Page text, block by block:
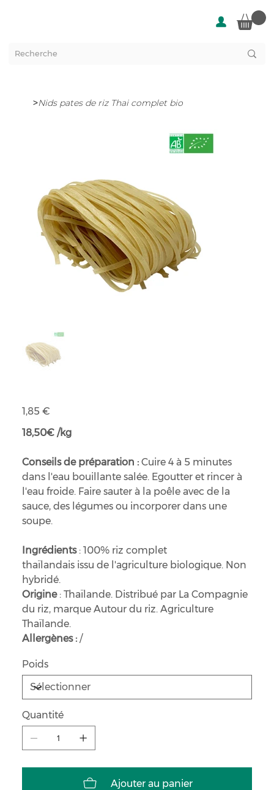
>Nids pates de riz Thai complet bio
Prix
1,85 €
18,50€ /kg
Conseils de préparation : Cuire 4 à 5 minutes
dans l'eau bouillante salée. Egoutter et rincer à
l'eau froide. Faire sauter à la poêle avec de la
sauce, des légumes ou incorporer dans une
soupe.
Ingrédients : 100% riz complet
thaïlandais issu de l'agriculture biologique. Non
hybridé.
Origine: Thaïlande. Distribué par La Compagnie
du riz, marque Autour du riz. Agriculture
Thaïlande.
Allergènes : /
Poids
Quantité
Ajouter au panier